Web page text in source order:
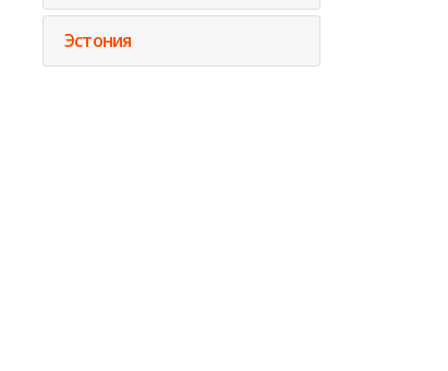
Эстония